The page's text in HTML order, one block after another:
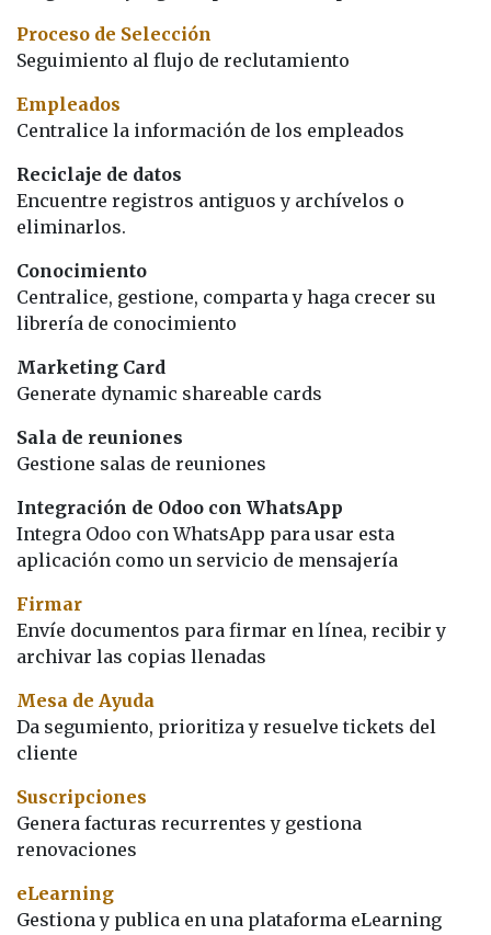
Proceso de Selección
Seguimiento al flujo de reclutamiento
Empleados
Centralice la información de los empleados
Reciclaje de datos
Encuentre registros antiguos y archívelos o
eliminarlos.
Conocimiento
Centralice, gestione, comparta y haga crecer su
librería de conocimiento
Marketing Card
Generate dynamic shareable cards
Sala de reuniones
Gestione salas de reuniones
Integración de Odoo con WhatsApp
Integra Odoo con WhatsApp para usar esta
aplicación como un servicio de mensajería
Firmar
Envíe documentos para firmar en línea, recibir y
archivar las copias llenadas
Mesa de Ayuda
Da segumiento, prioritiza y resuelve tickets del
cliente
Suscripciones
Genera facturas recurrentes y gestiona
renovaciones
eLearning
Gestiona y publica en una plataforma eLearning